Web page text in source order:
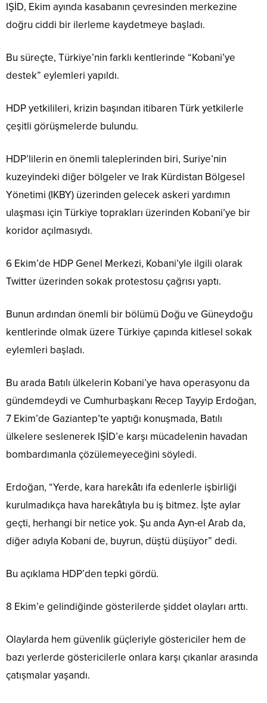
IŞİD, Ekim ayında kasabanın çevresinden merkezine
doğru ciddi bir ilerleme kaydetmeye başladı.
Bu süreçte, Türkiye’nin farklı kentlerinde “Kobani’ye
destek” eylemleri yapıldı.
HDP yetkilileri, krizin başından itibaren Türk yetkilerle
çeşitli görüşmelerde bulundu.
HDP’lilerin en önemli taleplerinden biri, Suriye’nin
kuzeyindeki diğer bölgeler ve Irak Kürdistan Bölgesel
Yönetimi (IKBY) üzerinden gelecek askeri yardımın
ulaşması için Türkiye toprakları üzerinden Kobani’ye bir
koridor açılmasıydı.
6 Ekim’de HDP Genel Merkezi, Kobani’yle ilgili olarak
Twitter üzerinden sokak protestosu çağrısı yaptı.
Bunun ardından önemli bir bölümü Doğu ve Güneydoğu
kentlerinde olmak üzere Türkiye çapında kitlesel sokak
eylemleri başladı.
Bu arada Batılı ülkelerin Kobani’ye hava operasyonu da
gündemdeydi ve Cumhurbaşkanı Recep Tayyip Erdoğan,
7 Ekim’de Gaziantep’te yaptığı konuşmada, Batılı
ülkelere seslenerek IŞİD’e karşı mücadelenin havadan
bombardımanla çözülemeyeceğini söyledi.
Erdoğan, “Yerde, kara harekâtı ifa edenlerle işbirliği
kurulmadıkça hava harekâtıyla bu iş bitmez. İşte aylar
geçti, herhangi bir netice yok. Şu anda Ayn-el Arab da,
diğer adıyla Kobani de, buyrun, düştü düşüyor” dedi.
Bu açıklama HDP’den tepki gördü.
8 Ekim’e gelindiğinde gösterilerde şiddet olayları arttı.
Olaylarda hem güvenlik güçleriyle göstericiler hem de
bazı yerlerde göstericilerle onlara karşı çıkanlar arasında
çatışmalar yaşandı.